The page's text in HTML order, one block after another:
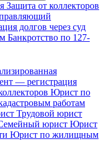
Защита от коллекторов
долгов через суд
Банкротство по 127-
— регистрация
Юрист по
работам
Трудовой юрист
юрист Юрист
Юрист по жилищным